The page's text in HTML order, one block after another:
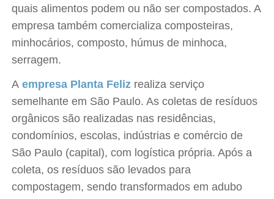
quais alimentos podem ou não ser compostados. A
empresa também comercializa composteiras,
minhocários, composto, húmus de minhoca,
serragem.
Aempresa Planta Feliz realiza serviço
semelhante em São Paulo. As coletas de resíduos
orgânicos são realizadas nas residências,
condomínios, escolas, indústrias e comércio de
São Paulo (capital), com logística própria. Após a
coleta, os resíduos são levados para
compostagem, sendo transformados em adubo